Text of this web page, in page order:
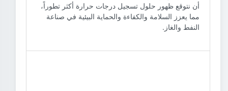
أن نتوقع ظهور حلول تسجيل درجات حرارة أكثر تطوراً،
مما يعزز السلامة والكفاءة والحماية البيئية في صناعة
النفط والغاز.